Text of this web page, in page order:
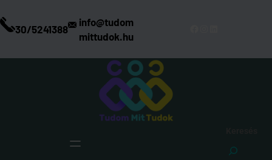
a
tartalomhoz
30/5241388
info@tudom
mittudok.hu